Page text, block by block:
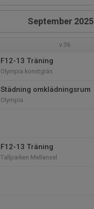
September 2025
v.36
F12-13 Träning
Olympia konstgräs
Städning omklädningsrum
Olympia
F12-13 Träning
Tallparken Mellansel